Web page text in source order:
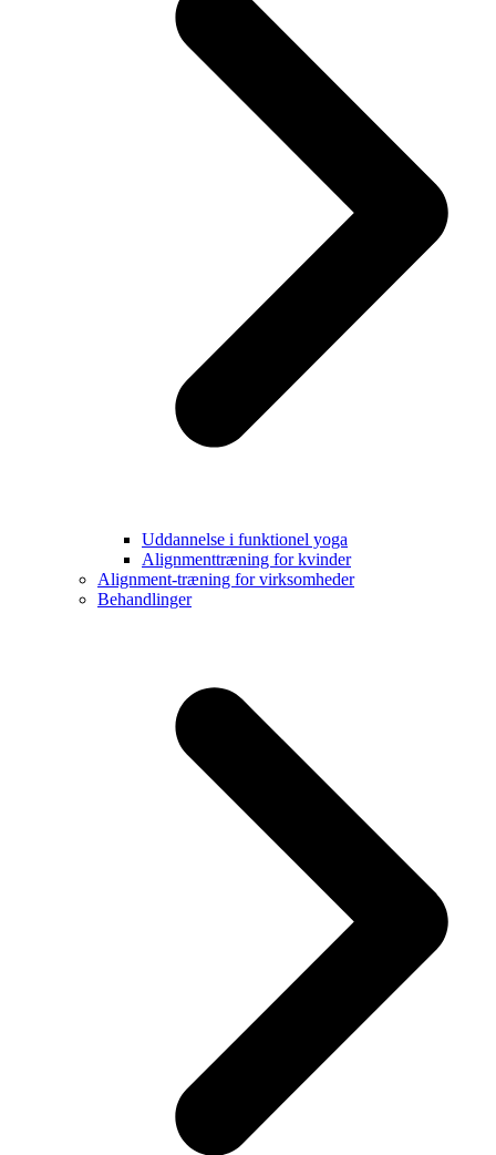
Uddannelse i funktionel yoga
Alignmenttræning for kvinder
Alignment-træning for virksomheder
Behandlinger